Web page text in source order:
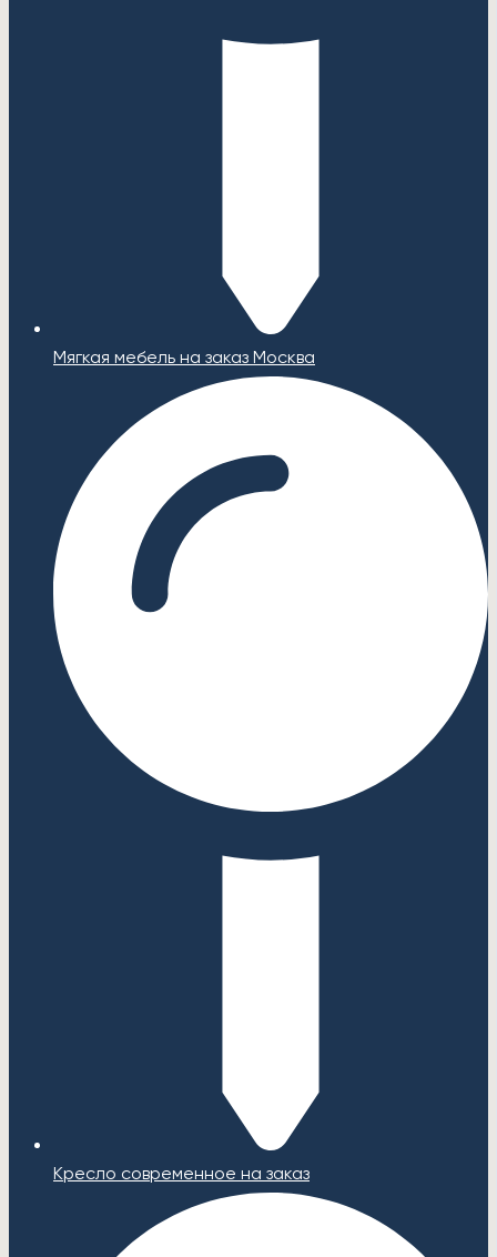
Мягкая мебель на заказ Москва
Кресло современное на заказ